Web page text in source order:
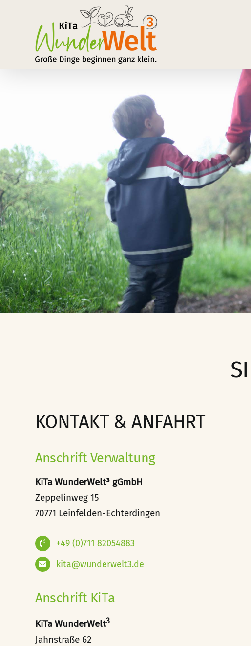
KONTAKT & ANFAHRT
Anschrift Verwaltung
KiTa WunderWelt³ gGmbH
Zeppelinweg 15
70771 Leinfelden-Echterdingen
+49 (0)711 82054883
kita@wunderwelt3.de
Anschrift KiTa
KiTa WunderWelt3
Jahnstraße 62